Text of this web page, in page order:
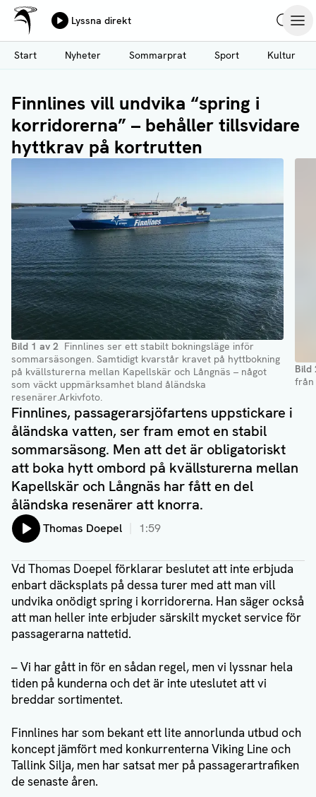
Hoppa
till
huvudinnehåll
Ålands Radio & TV
Lyssna direkt
Start
Nyheter Sommarprat Sport Kultur
Finnlines vill undvika “spring i
korridorerna” – behåller tillsvidare
hyttkrav på kortrutten
Bild 1 av 2 Finnlines ser ett stabilt bokningsläge inför
sommarsäsongen. Samtidigt kvarstår kravet på hyttbokning
på kvällsturerna mellan Kapellskär och Långnäs – något
som väckt uppmärksamhet bland åländska
resenärer.Arkivfoto.
Bild
från
Finnlines, passagerarsjöfartens uppstickare i
åländska vatten, ser fram emot en stabil
sommarsäsong. Men att det är obligatoriskt
att boka hytt ombord på kvällsturerna mellan
Kapellskär och Långnäs har fått en del
åländska resenärer att knorra.
Lyssna på:
Thomas Doepel 1:59
Vd Thomas Doepel förklarar beslutet att inte erbjuda
enbart däcksplats på dessa turer med att man vill
undvika onödigt spring i korridorerna. Han säger också
att man heller inte erbjuder särskilt mycket service för
passagerarna nattetid.
– Vi har gått in för en sådan regel, men vi lyssnar hela
tiden på kunderna och det är inte uteslutet att vi
breddar sortimentet.
Finnlines har som bekant ett lite annorlunda utbud och
koncept jämfört med konkurrenterna Viking Line och
Tallink Silja, men har satsat mer på passagerartrafiken
de senaste åren.